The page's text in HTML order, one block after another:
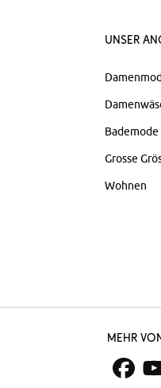
Unser
Bademode
Grosse
Wohnen
Mehr